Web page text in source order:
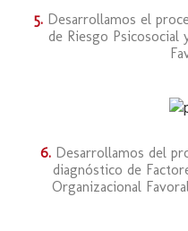
5. Desarrollamos el
de Riesgo Psicosocial
6. Desarrollamos del
diagnóstico de
Organizacional